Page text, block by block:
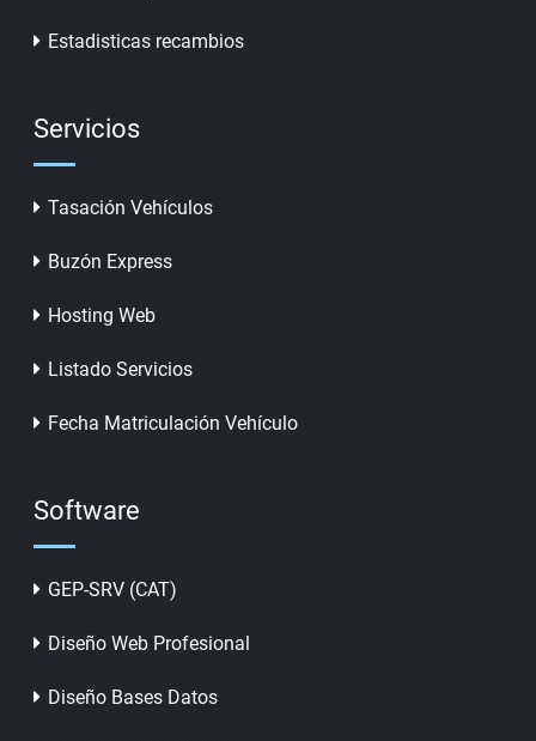
Estadisticas recambios
Servicios
Tasación Vehículos
Buzón Express
Hosting Web
Listado Servicios
Fecha Matriculación Vehículo
Software
GEP-SRV (CAT)
Diseño Web Profesional
Diseño Bases Datos